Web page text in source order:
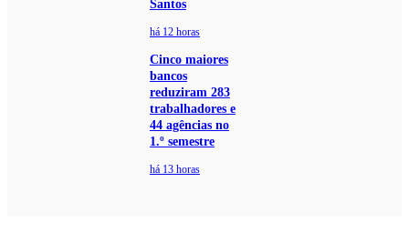
Santos
há 12 horas
Cinco maiores
bancos
reduziram 283
trabalhadores e
44 agências no
1.º semestre
há 13 horas